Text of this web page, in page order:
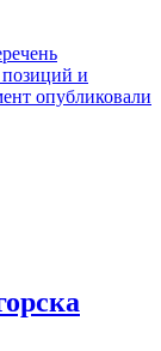
и
опубликовали